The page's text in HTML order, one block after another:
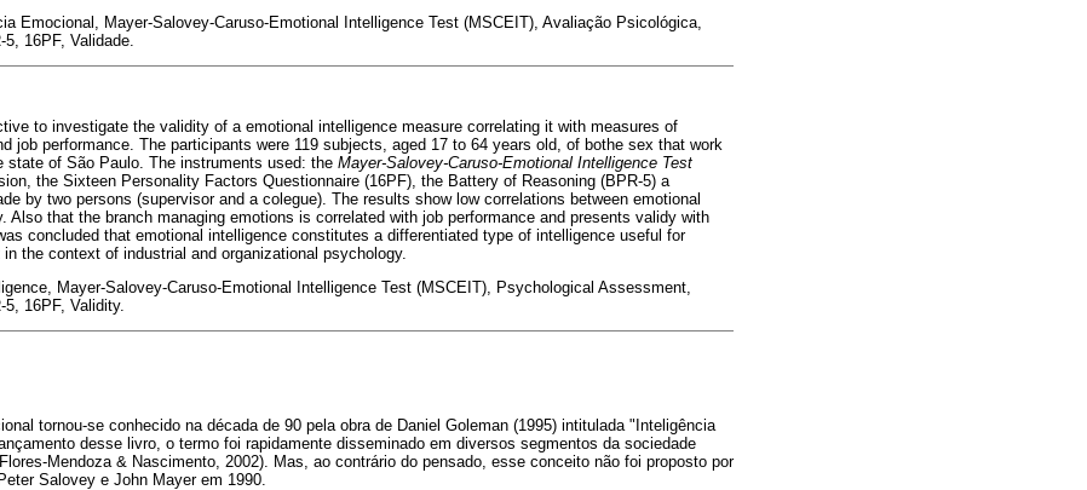
Emocional, Mayer-Salovey-Caruso-Emotional Intelligence Test (MSCEIT), Avaliação Psicológica,
16PF, Validade.
to investigate the validity of a emotional intelligence measure correlating it with measures of
job performance. The participants were 119 subjects, aged 17 to 64 years old, of bothe sex that work
state of São Paulo. The instruments used: the Mayer-Salovey-Caruso-Emotional Intelligence Test
the Sixteen Personality Factors Questionnaire (16PF), the Battery of Reasoning (BPR-5) a
by two persons (supervisor and a colegue). The results show low correlations between emotional
Also that the branch managing emotions is correlated with job performance and presents validy with
concluded that emotional intelligence constitutes a differentiated type of intelligence useful for
the context of industrial and organizational psychology.
Mayer-Salovey-Caruso-Emotional Intelligence Test (MSCEIT), Psychological Assessment,
16PF, Validity.
tornou-se conhecido na década de 90 pela obra de Daniel Goleman (1995) intitulada "Inteligência
desse livro, o termo foi rapidamente disseminado em diversos segmentos da sociedade
Mendoza & Nascimento, 2002). Mas, ao contrário do pensado, esse conceito não foi proposto por
Salovey e John Mayer em 1990.